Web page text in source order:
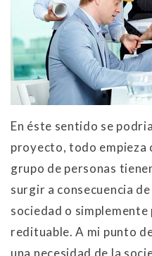
En éste sentido se
proyecto, todo empieza
grupo de personas
surgir a consecuencia
sociedad o
redituable. A mi punto